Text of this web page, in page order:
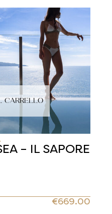
CARRELLO
– IL SAPORE
€669.00